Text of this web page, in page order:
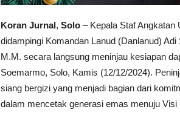
Koran Jurnal, Solo – Kepala Staf
didampingi Komandan Lanud (Danlanud)
M.M. secara langsung meninjau kesiapan
Soemarmo, Solo, Kamis (12/12/2024).
siang bergizi yang menjadi bagian dari
dalam mencetak generasi emas menuju Visi